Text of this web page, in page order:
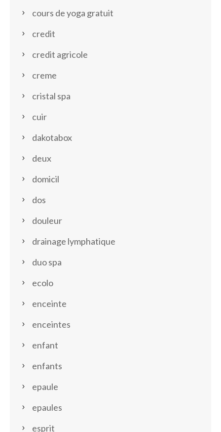
cours de yoga gratuit
credit
credit agricole
creme
cristal spa
cuir
dakotabox
deux
domicil
dos
douleur
drainage lymphatique
duo spa
ecolo
enceinte
enceintes
enfant
enfants
epaule
epaules
esprit